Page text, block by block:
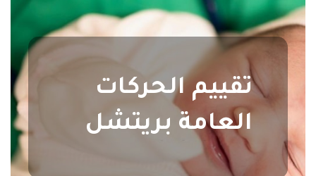
تقييم الحركات
العامة بريتشل